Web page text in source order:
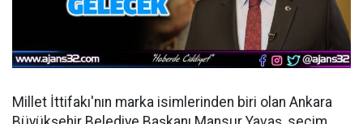
Millet İttifakı'nın marka isimlerinden biri olan Ankara